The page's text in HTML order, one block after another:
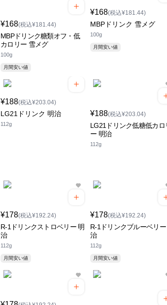
¥168(税込¥181.44)
MBPドリンク糖類オフ・低
カロリー 雪メグ
100g
月間安い値
¥168(税込¥181.44)
MBPドリンク 雪メグ
100g
月間安い値
¥188(税込¥203.04)
LG21ドリンク 明治
112g
¥188(税込¥203.04)
LG21ドリンク低糖低カロ
ー 明治
112g
¥178(税込¥192.24)
R-1ドリンクストロベリー 明
治
112g
月間安い値
¥178(税込¥192.24)
R-1ドリンクブルーベリー
治
112g
月間安い値